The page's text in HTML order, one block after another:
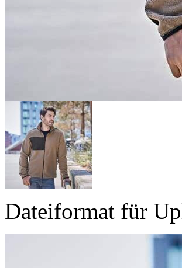
Dateiformat für